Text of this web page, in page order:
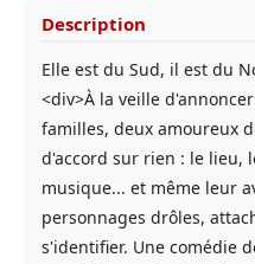
Description
Elle est du Sud, il est du
<div>À la veille
familles, deux amoureux
d'accord sur rien : le lieu,
musique... et même leur
personnages drôles,
s'identifier. Une comédie